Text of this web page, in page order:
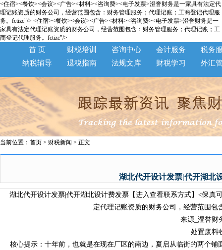
<住宿><餐饮><会议><广告><材料><咨询费><电子发票>澄誉财务是一家具有法定代
理记账资质的财务公司，经营范围包含：财务管理服务；代理记账；工商登记代理服
务。fctizc"/> <住宿><餐饮><会议><广告><材料><咨询费><电子发票>澄誉财务是一
家具有法定代理记账资质的财务公司，经营范围包含：财务管理服务；代理记账；工
商登记代理服务。fctizc"/>
首 页 财税培训 咨询中心 会计服务
税务
纳税辅导
退税指南 法规文库 财税学习 外汇
当前位置： 首页 > 财税新闻 > 正文
湖北代开设计发票|代开湖北
湖北代开设计发票|代开湖北设计费发票【进入查看联系方式】<保真
定代理记账资质的财务公司，经营范围包
来源_澄誉财
处置废料收
核心提示：十年前，也就是在现在厂区的南边，夏启从临街的两个